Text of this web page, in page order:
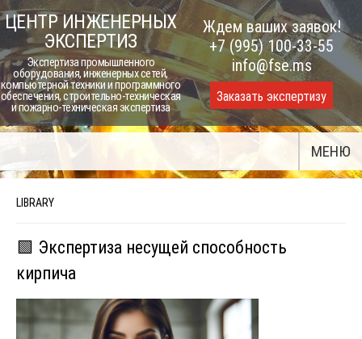
Skip
to
content
ЦЕНТР ИНЖЕНЕРНЫХ
ЭКСПЕРТИЗ
Экспертиза промышленного
оборудования, инженерных сетей,
компьютерной техники и программного
обеспечения, строительно-техническая
и пожарно-техническая экспертиза
Ждем ваших заявок!
+7 (995) 100-33-55
info@fse.ms
Заказать экспертизу
МЕНЮ
LIBRARY
🟩 Экспертиза несущей способность
кирпича